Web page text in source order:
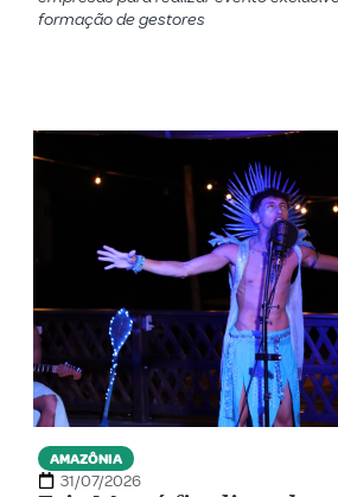
formação de gestores
AMAZÔNIA
31/07/2026